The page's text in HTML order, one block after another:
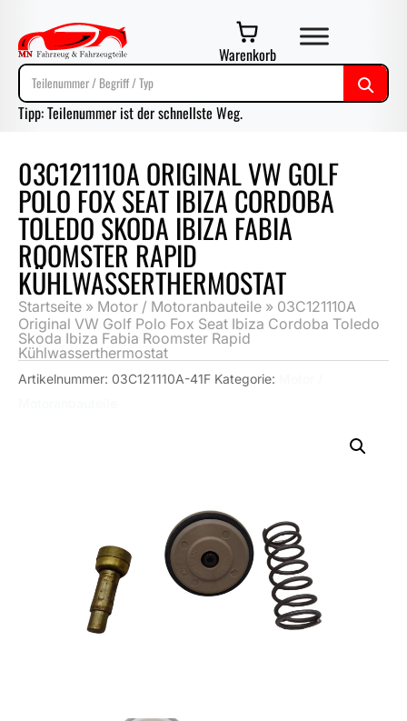
Warenkorb
Tipp: Teilenummer ist der schnellste Weg.
03C121110A ORIGINAL VW GOLF
POLO FOX SEAT IBIZA CORDOBA
TOLEDO SKODA IBIZA FABIA
ROOMSTER RAPID
KÜHLWASSERTHERMOSTAT
Startseite » Motor / Motoranbauteile » 03C121110A
Original VW Golf Polo Fox Seat Ibiza Cordoba Toledo
Skoda Ibiza Fabia Roomster Rapid
Kühlwasserthermostat
Artikelnummer: 03C121110A-41F Kategorie: